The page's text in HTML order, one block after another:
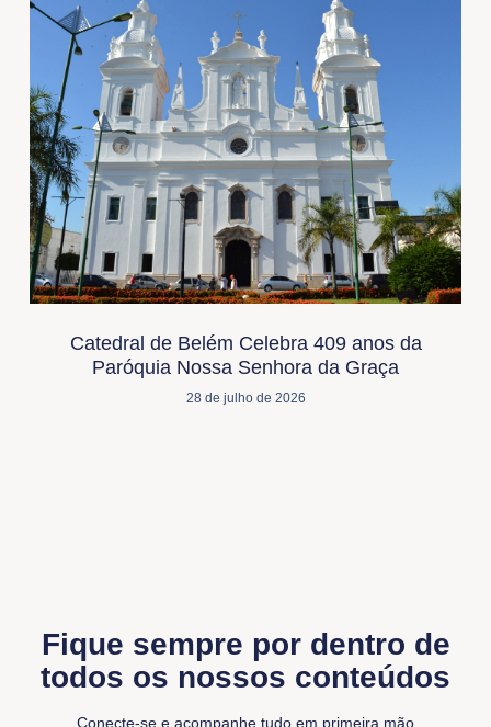
Catedral de Belém Celebra 409 anos da
Paróquia Nossa Senhora da Graça
28 de julho de 2026
Fique sempre por dentro de
todos os nossos conteúdos
Conecte-se e acompanhe tudo em primeira mão